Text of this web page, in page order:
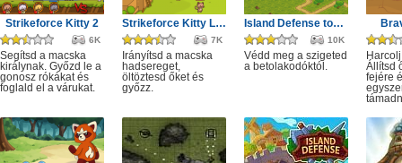
Strikeforce Kitty 2
6K
Segítsd a macska
királynak. Győzd le a
gonosz rókákat és
foglald el a várukat.
Strikeforce Kitty Last Stand
7K
Irányítsd a macska
hadsereget,
öltöztesd őket és
győzz.
Island Defense tower
10K
Védd meg a szigeted
a betolakodóktól.
Állítsd
fejére